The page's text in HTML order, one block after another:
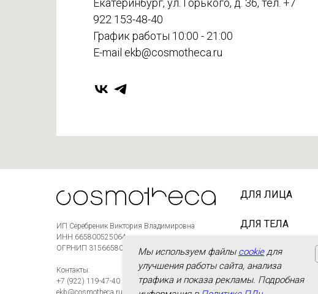
Мы используем файлы cookieдля
улучшения работы сайта, анализа
трафика и показа рекламы. Подробная
Екатеринбург, ул. Горького, д. 36, тел. +7
922 153-48-40
График работы 10:00 - 21:00
E-mail ekb@cosmotheca.ru
ИП Серебреник Виктория Владимировна
ИНН 665800525064
ОГРНИП 315665800003981
Контакты:
+7 (922) 119-47-40
ekb@cosmotheca.ru
ДЛЯ ЛИЦА
ДЛЯ ТЕЛА
ДЛЯ ВОЛОС